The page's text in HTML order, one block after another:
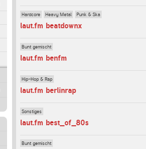
Hardcore Heavy Metal Punk & Ska
laut.fm beatdownx
Bunt gemischt
laut.fm benfm
Hip-Hop & Rap
laut.fm berlinrap
Sonstiges
laut.fm best_of_80s
Bunt gemischt